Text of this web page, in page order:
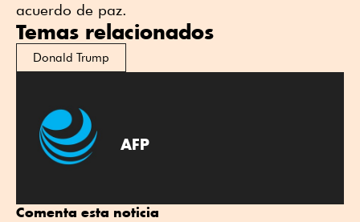
acuerdo de paz.
Temas relacionados
Donald Trump
AFP
Comenta esta noticia